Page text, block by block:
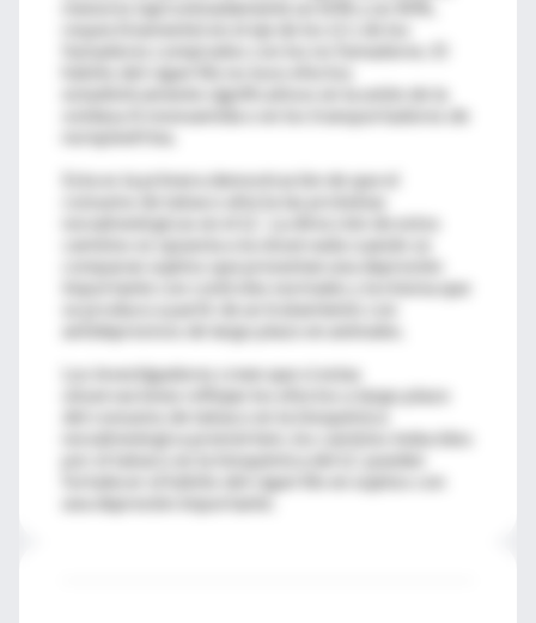
estadísticamente significativos en la unión de la
oxidasa A monoamida o en los transportadores de
Esta es la primera demostración de que el
noradrenérgicas en el LC. La dirección de estos
importante con controles normales y la misma que
Los investigadores creen que si estas
observaciones reflejan los efectos a largo plazo
noradrenérgica premórtem, los cambios inducidos
fortalecer el hábito del cigarrillo en sujetos con